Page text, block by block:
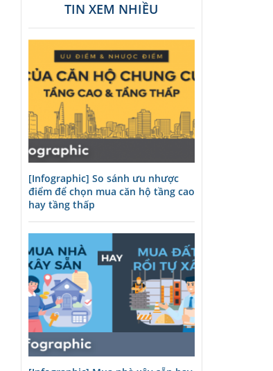
TIN XEM NHIỀU
[Infographic] So sánh ưu nhược
điểm để chọn mua căn hộ tầng cao
hay tầng thấp